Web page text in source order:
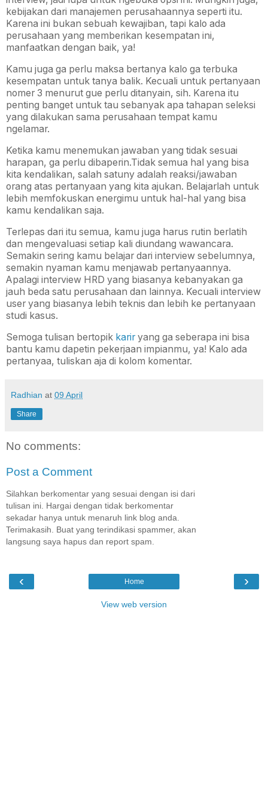
kebijakan dari manajemen perusahaannya seperti itu.
Karena ini bukan sebuah kewajiban, tapi kalo ada
perusahaan yang memberikan kesempatan ini,
manfaatkan dengan baik, ya!
Kamu juga ga perlu maksa bertanya kalo ga terbuka
kesempatan untuk tanya balik. Kecuali untuk pertanyaan
nomer 3 menurut gue perlu ditanyain, sih. Karena itu
penting banget untuk tau sebanyak apa tahapan seleksi
yang dilakukan sama perusahaan tempat kamu
ngelamar.
Ketika kamu menemukan jawaban yang tidak sesuai
harapan, ga perlu dibaperin.Tidak semua hal yang bisa
kita kendalikan, salah satuny adalah reaksi/jawaban
orang atas pertanyaan yang kita ajukan. Belajarlah untuk
lebih memfokuskan energimu untuk hal-hal yang bisa
kamu kendalikan saja.
Terlepas dari itu semua, kamu juga harus rutin berlatih
dan mengevaluasi setiap kali diundang wawancara.
Semakin sering kamu belajar dari interview sebelumnya,
semakin nyaman kamu menjawab pertanyaannya.
Apalagi interview HRD yang biasanya kebanyakan ga
jauh beda satu perusahaan dan lainnya. Kecuali interview
user yang biasanya lebih teknis dan lebih ke pertanyaan
studi kasus.
Semoga tulisan bertopik kariryang ga seberapa ini bisa
bantu kamu dapetin pekerjaan impianmu, ya! Kalo ada
pertanyaa, tuliskan aja di kolom komentar.
Radhian at 09 April
Share
No comments:
Post a Comment
Silahkan berkomentar yang sesuai dengan isi dari
tulisan ini. Hargai dengan tidak berkomentar
sekadar hanya untuk menaruh link blog anda.
Terimakasih. Buat yang terindikasi spammer, akan
langsung saya hapus dan report spam.
‹ ›
Home
View web version